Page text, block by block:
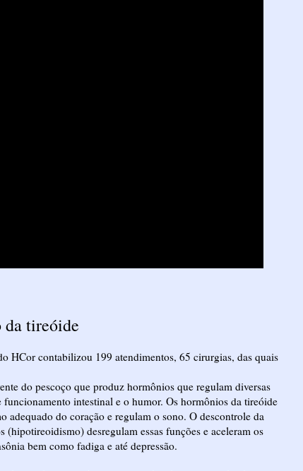
tireóide
HCor contabilizou 199 atendimentos, 65 cirurgias, das quais
do pescoço que produz hormônios que regulam diversas
intestinal e o humor. Os hormônios da tireóide
do coração e regulam o sono. O descontrole da
desregulam essas funções e aceleram os
bem como fadiga e até depressão.